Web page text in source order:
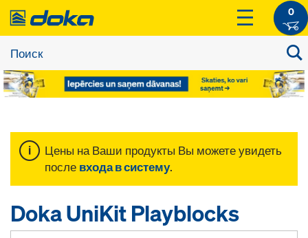
0
Цены на Ваши продукты Вы можете увидеть
после входа в систему.
Doka UniKit Playblocks